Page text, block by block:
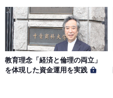
教育理念「経済と倫理の両立」
を体現した資金運用を実践